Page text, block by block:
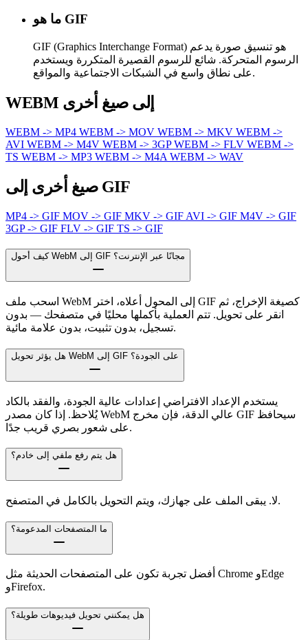
ما هو GIF
GIF (Graphics Interchange Format) هو تنسيق صورة يدعم
الرسوم المتحركة. شائع للرسوم القصيرة المتكررة ويستخدم
على نطاق واسع في الشبكات الاجتماعية والمواقع.
WEBM إلى صيغ أخرى
WEBM -> MP4 WEBM -> MOV WEBM -> MKV WEBM ->
AVI WEBM -> M4V WEBM -> 3GPWEBM -> FLV WEBM ->
TS WEBM -> MP3 WEBM -> M4A WEBM -> WAV
صيغ أخرى إلى GIF
MP4 -> GIF MOV -> GIF MKV -> GIF AVI -> GIF M4V -> GIF
3GP -> GIF FLV -> GIF TS -> GIF
كيف أحول WebM إلى GIF مجانًا عبر الإنترنت؟
اسحب ملف WebM إلى المحول أعلاه، اختر GIF كصيغة الإخراج، ثم
انقر على تحويل. تتم العملية بأكملها محليًا في متصفحك — بدون
تسجيل، بدون تثبيت، بدون علامة مائية.
هل يؤثر تحويل WebM إلى GIF على الجودة؟
يستخدم الإعداد الافتراضي إعدادات عالية الجودة، والفقد بالكاد
يُلاحظ. إذا كان مصدر WebM عالي الدقة، فإن مخرج GIF سيحافظ
على شعور بصري قريب جدًا.
هل يتم رفع ملفي إلى خادم؟
لا. يبقى الملف على جهازك، ويتم التحويل بالكامل في المتصفح.
ما المتصفحات المدعومة؟
أفضل تجربة تكون على المتصفحات الحديثة مثل Chrome وEdge
وFirefox.
هل يمكنني تحويل فيديوهات طويلة؟